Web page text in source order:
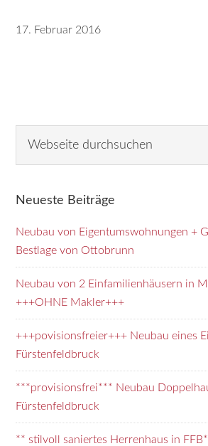
17. Februar 2016
Seitenspalte
durchsuchen
Neueste Beiträge
Neubau von Eigentumswohnungen +
Bestlage von Ottobrunn
Neubau von 2 Einfamilienhäusern in
+++OHNE Makler+++
+++povisionsfreier+++ Neubau eines
Fürstenfeldbruck
***provisionsfrei*** Neubau
Fürstenfeldbruck
** stilvoll saniertes Herrenhaus in